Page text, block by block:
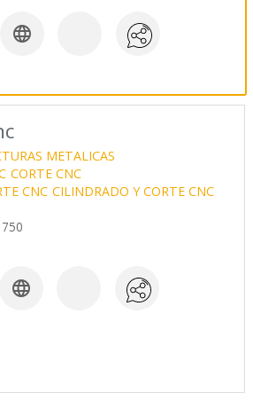

METALICAS
CORTE CNC
CNC CILINDRADO Y CORTE CNC
